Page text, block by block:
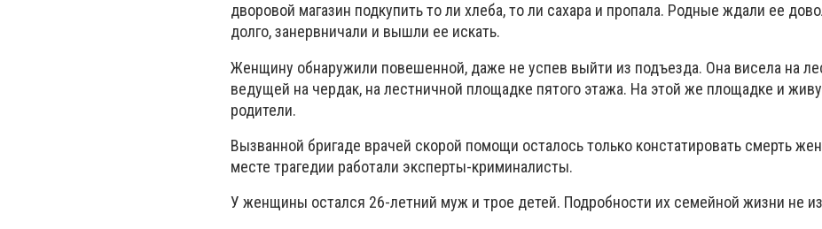
дворовой магазин подкупить то ли хлеба, то ли сахара и пропала. Родные ждали ее
долго, занервничали и вышли ее искать.
Женщину обнаружили повешенной, даже не успев выйти из подъезда. Она висела на
ведущей на чердак, на лестничной площадке пятого этажа. На этой же площадке и
родители.
Вызванной бригаде врачей скорой помощи осталось только констатировать смерть
месте трагедии работали эксперты-криминалисты.
У женщины остался 26-летний муж и трое детей. Подробности их семейной жизни не